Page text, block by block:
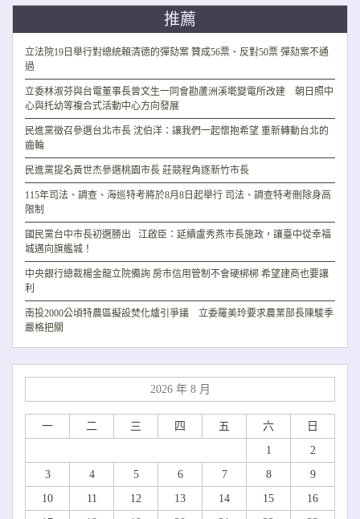
推薦
立法院19日舉行對總統賴清德的彈劾案 贊成56票、反對50票 彈劾案不通
過
立委林淑芬與台電董事長曾文生一同會勘蘆洲溪墘變電所改建 朝日照中
心與托幼等複合式活動中心方向發展
民進黨徵召參選台北市長 沈伯洋：讓我們一起懷抱希望 重新轉動台北的
齒輪
民進黨提名黃世杰參選桃園市長 莊競程角逐新竹市長
115年司法、調查、海巡特考將於8月8日起舉行 司法、調查特考刪除身高
限制
國民黨台中市長初選勝出 江啟臣：延續盧秀燕市長施政，讓臺中從幸福
城邁向旗艦城！
中央銀行總裁楊金龍立院備詢 房市信用管制不會硬梆梆 希望建商也要讓
利
南投2000公頃特農區擬設焚化爐引爭議 立委羅美玲要求農業部長陳駿季
嚴格把關
2026 年 8 月
一 二 三 四 五 六
日
1
2
3
4 5 6 7 8
9
10
11 12 13 14 15
16